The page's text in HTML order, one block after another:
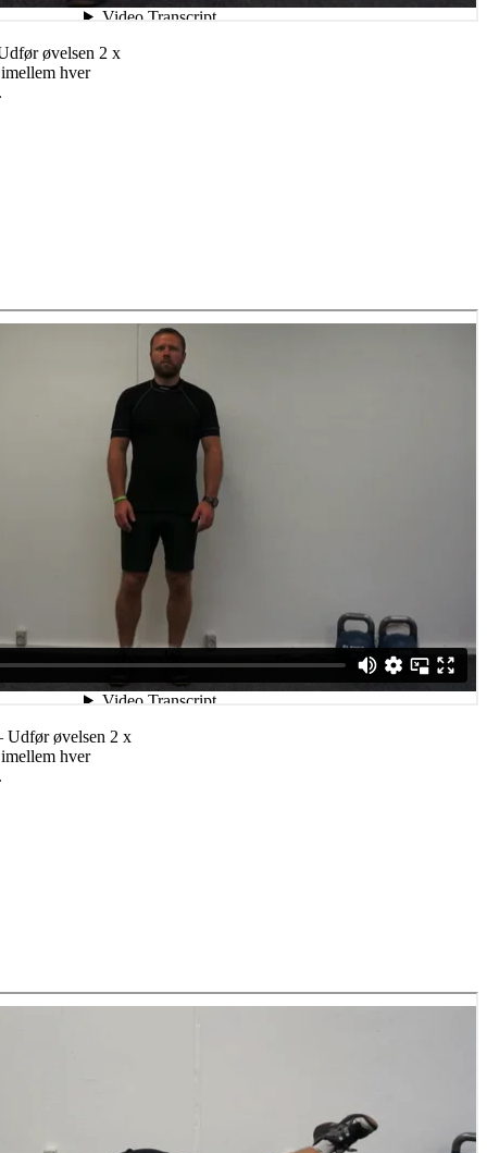
øvelsen 2 x
hver
Udfør øvelsen 2 x
hver